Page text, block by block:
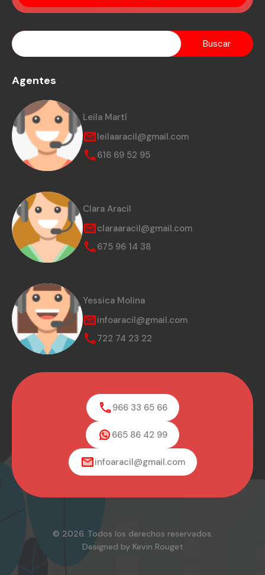
Agentes
Leila Martí
leilaaracil@gmail.com
616 69 52 95
Clara Aracil
claraaracil@gmail.com
675 96 14 38
Yessica Molina
infoaracil@gmail.com
722 74 23 22
966 33 65 66
665 86 42 99
infoaracil@gmail.com
© 2026. Todos los derechos reservados.
Designed by Kevin Rouget